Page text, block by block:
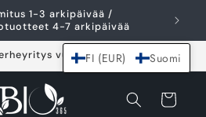
1-3 arkipäivää /
4-7 arkipäivää
vuodesta 2021
Ostoskori
FI (EUR) Suomi